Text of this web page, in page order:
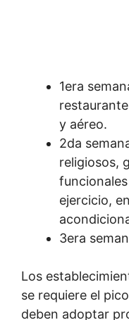
1era
y aéreo.
2da
religiosos,
ejercicio,
3era
Los
se requiere el
deben adoptar